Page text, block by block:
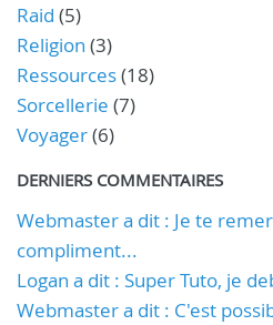
Raid (5)
Religion (3)
Ressources(18)
Sorcellerie (7)
Voyager(6)
DERNIERS COMMENTAIRES
Webmaster a dit : Je te
compliment...
Logan a dit : Super Tuto, je
Webmaster a dit : C'est